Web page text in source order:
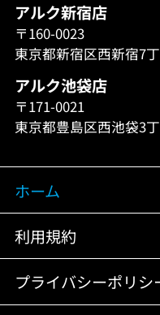
アルク新宿店
〒160-0023
東京都新宿区西新宿7
アルク池袋店
〒171-0021
東京都豊島区西池袋3
ホーム
利用規約
プライバシーポリシ